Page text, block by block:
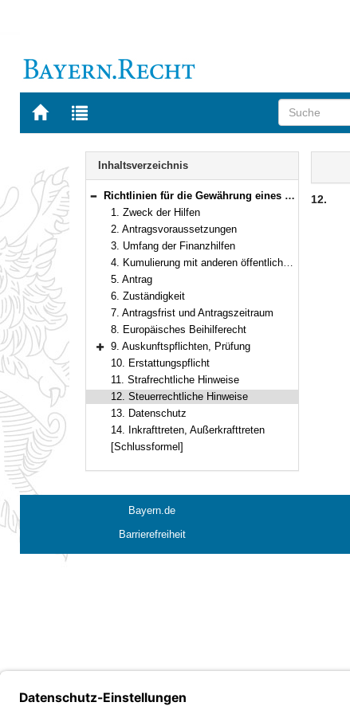
Zur
BAYERN.RECHT
Zur
letzten
Navigation
Inhaltsverzeichnis
Bereich reduzieren
Richtlinien für die Gewährung eines fiktiven Unternehmerlohns zur Sicherung des Lebensunterhalts der von der Corona-Virus-Pandemie (SARS-CoV-2) betroffenen soloselbstständigen Künstlerinnen und Künstler sowie Angehörigen kulturnaher Berufe
1. Zweck der Hilfen
2. Antragsvoraussetzungen
3. Umfang der Finanzhilfen
4. Kumulierung mit anderen öffentlichen Hilfen
5. Antrag
6. Zuständigkeit
7. Antragsfrist und Antragszeitraum
8. Europäisches Beihilferecht
Bereich erweitern
9. Auskunftspflichten, Prüfung
10. Erstattungspflicht
11. Strafrechtliche Hinweise
12. Steuerrechtliche Hinweise
13. Datenschutz
14. Inkrafttreten, Außerkrafttreten
[Schlussformel]
12.
Bayern.de
Barrierefreiheit